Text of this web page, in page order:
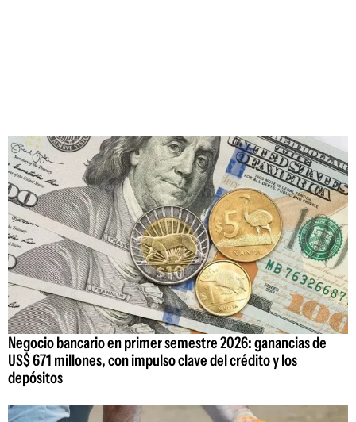
Negocio bancario en primer semestre 2026: ganancias de
US$ 671 millones, con impulso clave del crédito y los
depósitos